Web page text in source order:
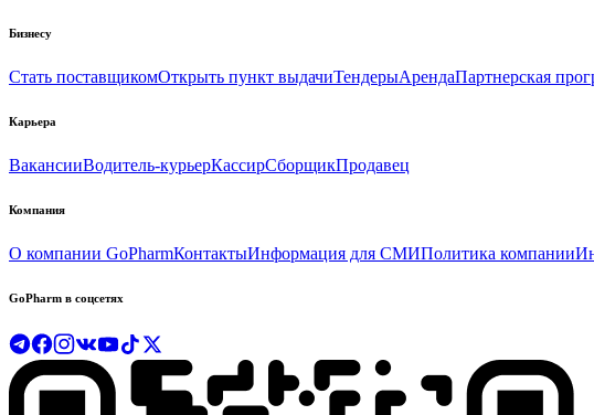
Бизнесу
Стать поставщикомОткрыть пункт выдачиТендерыАрендаПартнерская
Карьера
ВакансииВодитель-курьерКассирСборщикПродавец
Компания
О компании GoPharmКонтактыИнформация для СМИПолитика компании
GoPharm в соцсетях